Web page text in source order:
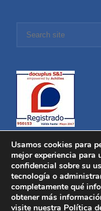
Distronica © 2016
Política de
Usamos cookies para
mejor experiencia para
confidencial sobre su
tecnología o
completamente qué
obtener más
visite nuestra Política